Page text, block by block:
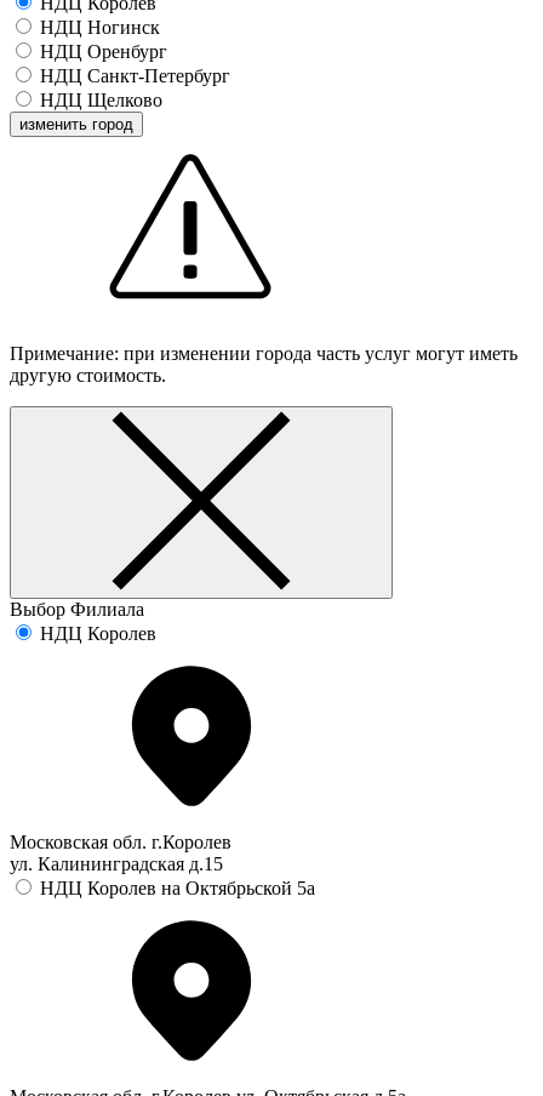
НДЦ Ногинск
НДЦ Оренбург
НДЦ Санкт-Петербург
НДЦ Щелково
изменить город
Примечание: при изменении города часть услуг могут иметь
другую стоимость.
Выбор Филиала
НДЦ Королев
Московская обл. г.Королев
ул. Калининградская д.15
НДЦ Королев на Октябрьской 5а